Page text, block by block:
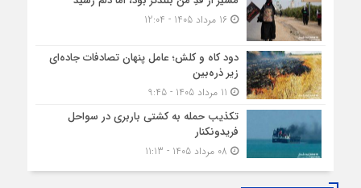
16 مرداد 1405 - 12:04
دود کاه و کلش؛ عامل پنهان تصادفات جاده‌ای
زیر ذره‌بین
تکذیب حمله به کشتی باربری در سواحل
فریدونکنار